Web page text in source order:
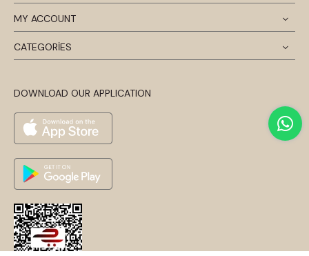
MY ACCOUNT
CATEGORİES
DOWNLOAD OUR APPLICATION